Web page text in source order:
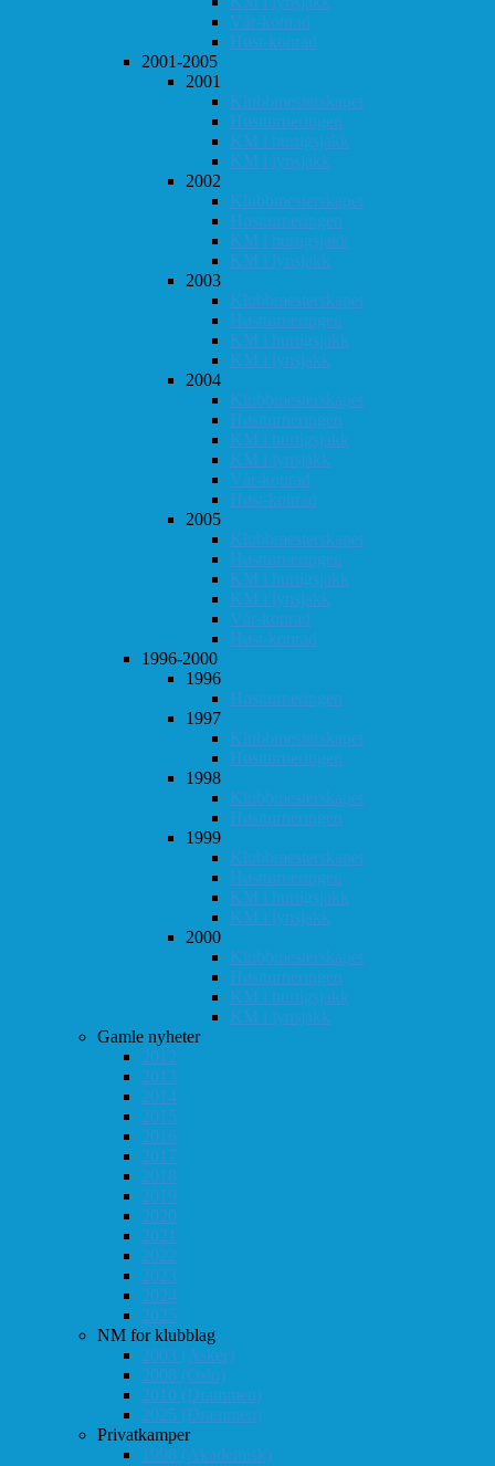
Vår-konrad
Høst-konrad
2001-2005
2001
Klubbmesterskapet
Høstturneringen
KM i hurtigsjakk
KM i lynsjakk
2002
Klubbmesterskapet
Høstturneringen
KM i hurtigsjakk
KM i lynsjakk
2003
Klubbmesterskapet
Høstturneringen
KM i hurtigsjakk
KM i lynsjakk
2004
Klubbmesterskapet
Høstturneringen
KM i hurtigsjakk
KM i lynsjakk
Vår-konrad
Høst-konrad
2005
Klubbmesterskapet
Høstturneringen
KM i hurtigsjakk
KM i lynsjakk
Vår-konrad
Høst-konrad
1996-2000
1996
Høstturneringen
1997
Klubbmesterskapet
Høstturneringen
1998
Klubbmesterskapet
Høstturneringen
1999
Klubbmesterskapet
Høstturneringen
KM i hurtigsjakk
KM i lynsjakk
2000
Klubbmesterskapet
Høstturneringen
KM i hurtigsjakk
KM i lynsjakk
Gamle nyheter
2012
2013
2014
2015
2016
2017
2018
2019
2020
2021
2022
2023
2024
2025
NM for klubblag
2003 (Asker)
2008 (Oslo)
2010 (Drammen)
2025 (Drammen)
Privatkamper
1998 (Akademisk)